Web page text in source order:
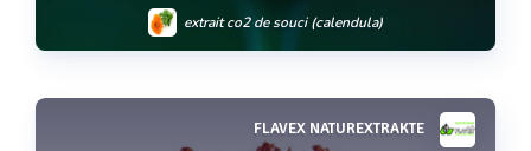
extrait co2 de souci (calendula)
Voir plus
FLAVEX NATUREXTRAKTE